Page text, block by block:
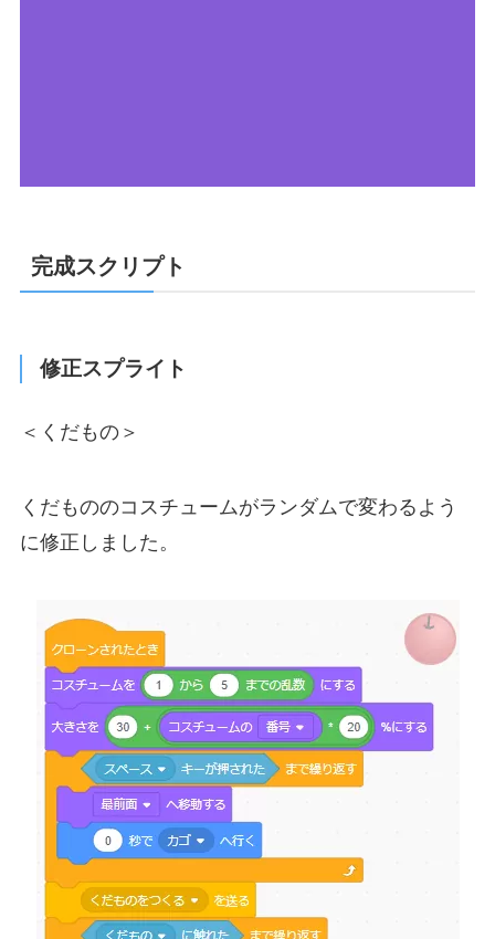
完成スクリプト
修正スプライト
＜くだもの＞
くだもののコスチュームがランダムで変わるよう
に修正しました。